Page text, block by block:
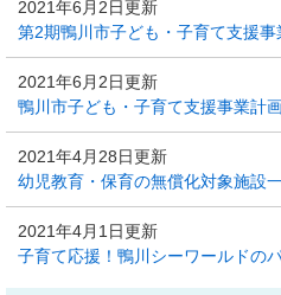
2021年6月2日更新
第2期鴨川市子ども・子育て支援事
2021年6月2日更新
鴨川市子ども・子育て支援事業計
2021年4月28日更新
幼児教育・保育の無償化対象施設
2021年4月1日更新
子育て応援！鴨川シーワールドの